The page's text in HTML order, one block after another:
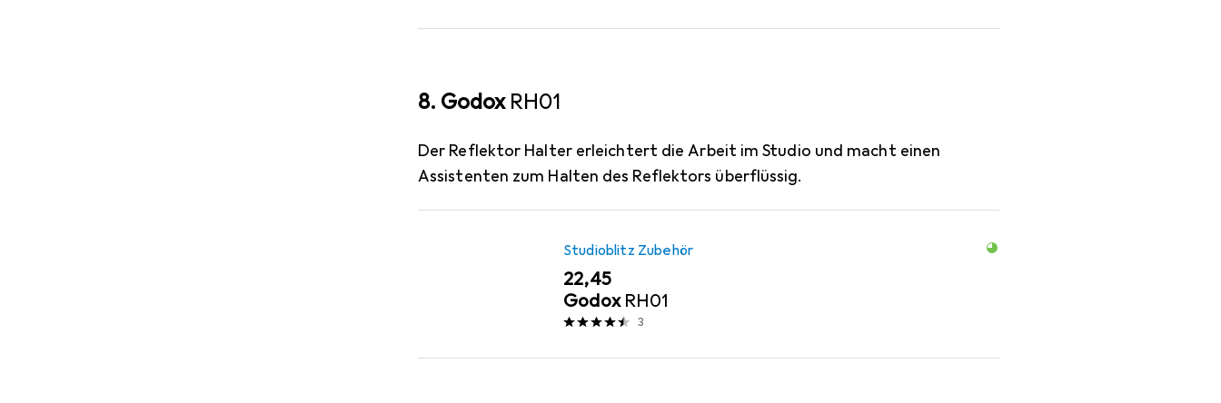
8. GodoxRH01
Der Reflektor Halter erleichtert die Arbeit im Studio und macht einen
Assistenten zum Halten des Reflektors überflüssig.
Studioblitz Zubehör
EUR
22,45
Godox RH01
3